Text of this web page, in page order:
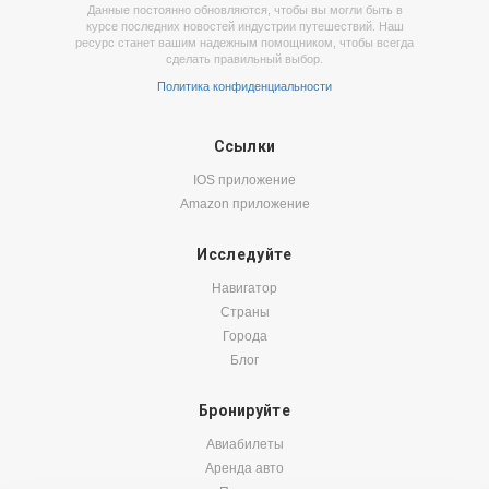
Данные постоянно обновляются, чтобы вы могли быть в
курсе последних новостей индустрии путешествий. Наш
ресурс станет вашим надежным помощником, чтобы всегда
сделать правильный выбор.
Политика конфиденциальности
Ссылки
IOS приложение
Amazon приложение
Исследуйте
Навигатор
Страны
Города
Блог
Бронируйте
Авиабилеты
Аренда авто